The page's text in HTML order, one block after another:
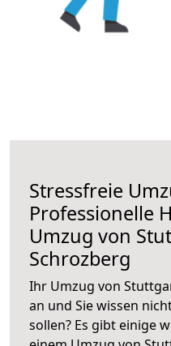
Stressfreie
Professionelle
Umzug von
Schrozberg
Ihr Umzug von
an und Sie wissen
sollen? Es gibt einige